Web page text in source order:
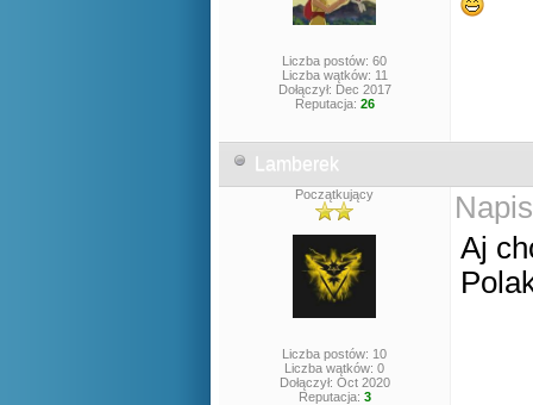
Liczba postów: 60
Liczba wątków: 11
Dołączył: Dec 2017
Reputacja: 26
Lamberek
Początkujący
Liczba postów: 10
Liczba wątków: 0
Dołączył: Oct 2020
Reputacja: 3
Aj